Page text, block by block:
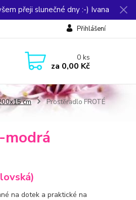
přeji slunečné dny :-) Ivana
Přihlášení
0ks
za 0,00 Kč
cm Prostěradlo FROTÉ
modrá
na dotek a praktické na